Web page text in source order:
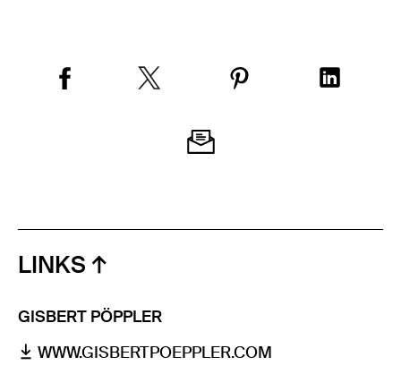
LINKS
GISBERT PÖPPLER
WWW.GISBERTPOEPPLER.COM